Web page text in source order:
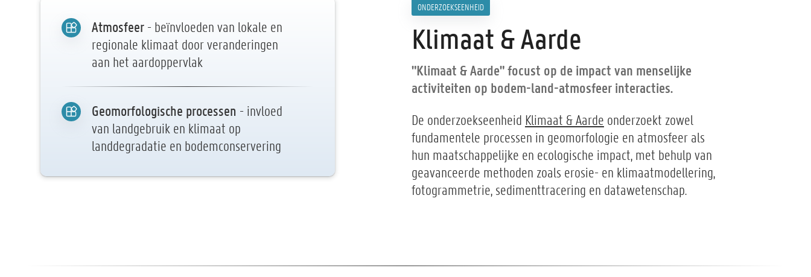
Atmosfeer - beïnvloeden van lokale en
regionale klimaat door veranderingen
aan het aardoppervlak
Geomorfologische processen - invloed
van landgebruik en klimaat op
landdegradatie en bodemconservering
ONDERZOEKSEENHEID
Klimaat & Aarde
"Klimaat & Aarde" focust op de impact van menselijke
activiteiten op bodem-land-atmosfeer interacties.
De onderzoekseenheid Klimaat & Aarde onderzoekt zowel
fundamentele processen in geomorfologie en atmosfeer als
hun maatschappelijke en ecologische impact, met behulp van
geavanceerde methoden zoals erosie- en klimaatmodellering,
fotogrammetrie, sedimenttracering en datawetenschap.